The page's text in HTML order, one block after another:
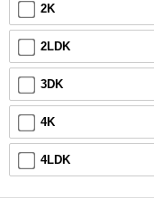
2K
2LDK
3DK
4K
4LDK